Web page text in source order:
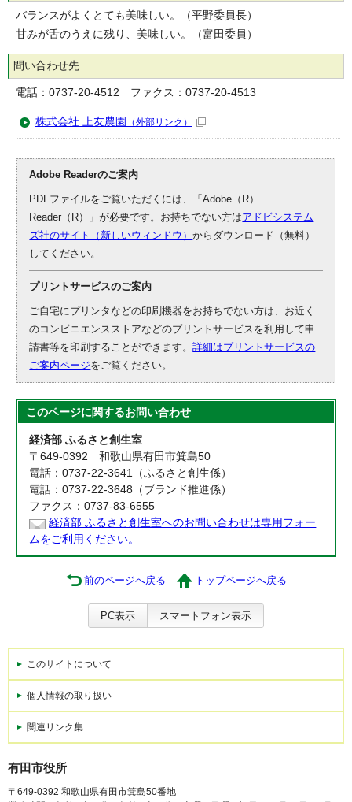
バランスがよくとても美味しい。（平野委員長）
甘みが舌のうえに残り、美味しい。（富田委員）
問い合わせ先
電話：0737-20-4512 ファクス：0737-20-4513
株式会社 上友農園 （外部リンク）
Adobe Readerのご案内
PDFファイルをご覧いただくには、「Adobe（R）
Reader（R）」が必要です。お持ちでない方はアドビシステム
ズ社のサイト（新しいウィンドウ）からダウンロード（無料）
してください。
プリントサービスのご案内
ご自宅にプリンタなどの印刷機器をお持ちでない方は、お近く
のコンビニエンスストアなどのプリントサービスを利用して申
請書等を印刷することができます。詳細はプリントサービスの
ご案内ページをご覧ください。
このページに関するお問い合わせ
経済部 ふるさと創生室
〒649-0392 和歌山県有田市箕島50
電話：0737-22-3641（ふるさと創生係）
電話：0737-22-3648（ブランド推進係）
ファクス：0737-83-6555
経済部 ふるさと創生室へのお問い合わせは専用フォー
ムをご利用ください。
前のページへ戻る トップページへ戻る
PC表示 スマートフォン表示
このサイトについて
個人情報の取り扱い
関連リンク集
有田市役所
〒649-0392 和歌山県有田市箕島50番地